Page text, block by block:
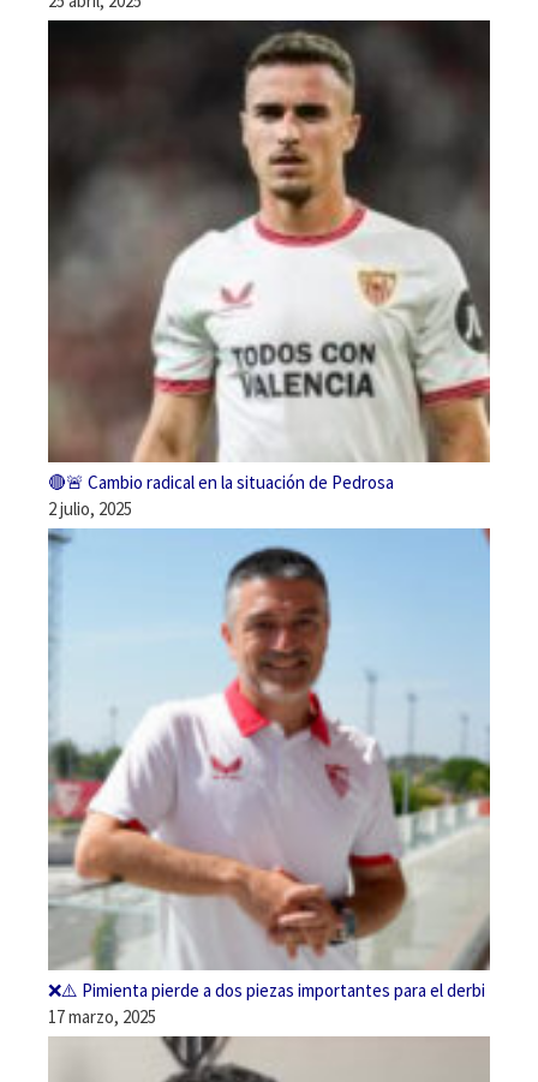
🔴🚨 Cambio radical en la situación de Pedrosa
2 julio, 2025
❌⚠️ Pimienta pierde a dos piezas importantes para el derbi
17 marzo, 2025